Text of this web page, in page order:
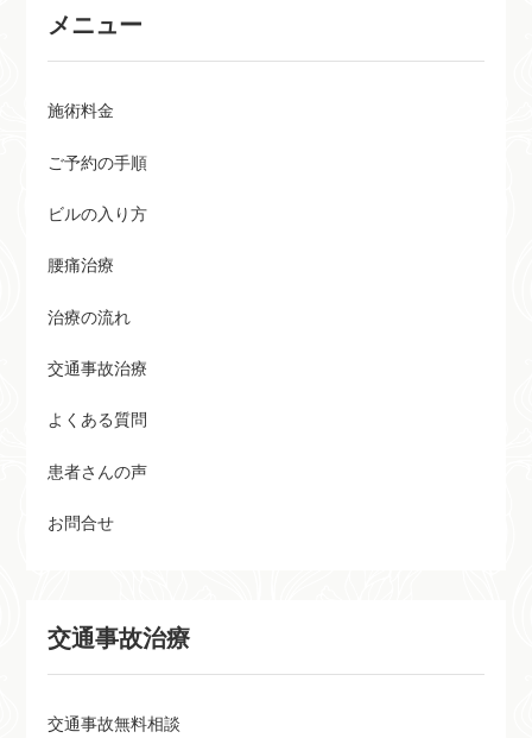
メニュー
施術料金
ご予約の手順
ビルの入り方
腰痛治療
治療の流れ
交通事故治療
よくある質問
患者さんの声
お問合せ
交通事故治療
交通事故無料相談